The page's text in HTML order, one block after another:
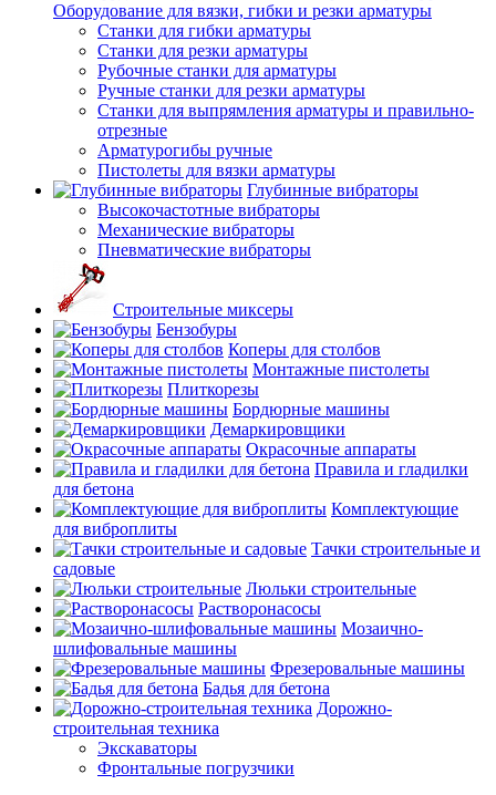
Оборудование для вязки, гибки и резки арматуры
Станки для гибки арматуры
Станки для резки арматуры
Рубочные станки для арматуры
Ручные станки для резки арматуры
Станки для выпрямления арматуры и правильно-
отрезные
Арматурогибы ручные
Пистолеты для вязки арматуры
Глубинные вибраторы
Высокочастотные вибраторы
Механические вибраторы
Пневматические вибраторы
Строительные миксеры
Бензобуры
Коперы для столбов
Монтажные пистолеты
Плиткорезы
Бордюрные машины
Демаркировщики
Окрасочные аппараты
Правила и гладилки
для бетона
Комплектующие
для виброплиты
Тачки строительные и
садовые
Люльки строительные
Растворонасосы
Мозаично-
шлифовальные машины
Фрезеровальные машины
Бадья для бетона
Дорожно-
строительная техника
Экскаваторы
Фронтальные погрузчики